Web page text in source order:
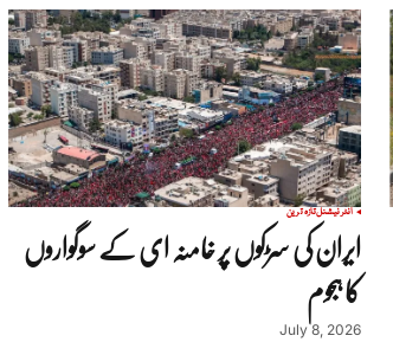
انٹرنیشنلتازہ ترین
ایران کی سڑکوں پر خامنہ ای کے سوگواروں
کا ہجوم
July 8, 2026